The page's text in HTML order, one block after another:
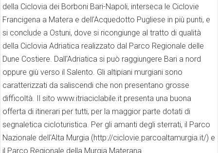
della Ciclovia dei Borboni Bari-Napoli, interseca le Ciclovie
Francigena a Matera e dell’Acquedotto Pugliese in più punti, e
si conclude a Ostuni, dove si ricongiunge al tratto di qualità
della Ciclovia Adriatica realizzato dal Parco Regionale delle
Dune Costiere. Dall'Adriatica si può raggiungere Bari a nord
oppure giù verso il Salento. Gli altipiani murgiani sono
caratterizzati da saliscendi che non presentano grosse
difficoltà. Il sito www.itriaciclabile.it presenta una buona
offerta di itinerari per tutti, per la maggior parte dotati di
segnaletica cicloturistica. Per gli amanti degli sterrati, il Parco
Nazionale dell'Alta Murgia (http://ciclovie.parcoaltamurgia.it/) e
il Parco Regionale della Murgia Materana